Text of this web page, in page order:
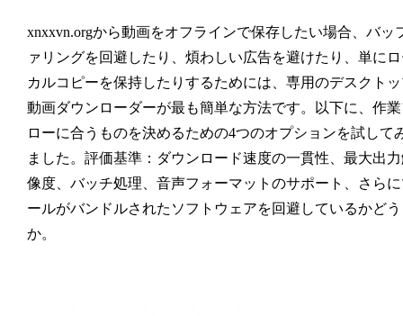
xnxxvn.orgから動画をオフラインで保存したい場合、バッ
ァリングを回避したり、煩わしい広告を避けたり、単に
カルコピーを保持したりするためには、専用のデスクト
動画ダウンローダーが最も簡単な方法です。以下に、作
ローに合うものを決めるための4つのオプションを試して
ました。評価基準：ダウンロード速度の一貫性、最大出
像度、バッチ処理、音声フォーマットのサポート、さら
ールがバンドルされたソフトウェアを回避しているかどう
か。